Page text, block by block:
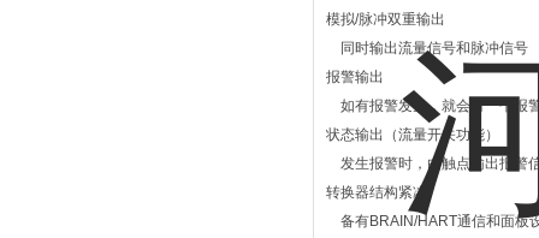
模拟/脉冲双重输出
同时输出流量信号和脉冲信号
报警输出
如有报警发生，就会有一个报
状态输出（流量开关功能）
发生报警时，由触点输出报警
转换器结构紧凑
备有BRAIN/HART通信和面板